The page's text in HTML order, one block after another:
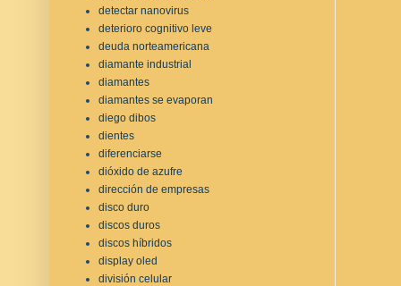
detectar nanovirus
deterioro cognitivo leve
deuda norteamericana
diamante industrial
diamantes
diamantes se evaporan
diego dibos
dientes
diferenciarse
dióxido de azufre
dirección de empresas
disco duro
discos duros
discos híbridos
display oled
división celular